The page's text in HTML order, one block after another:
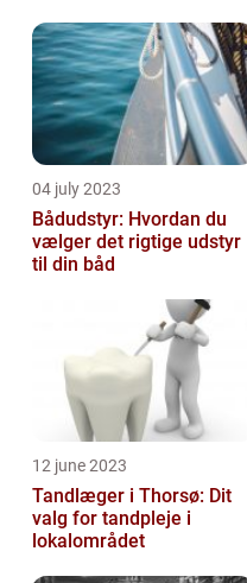
04 july 2023
Bådudstyr: Hvordan du
vælger det rigtige udstyr
til din båd
12 june 2023
Tandlæger i Thorsø: Dit
valg for tandpleje i
lokalområdet